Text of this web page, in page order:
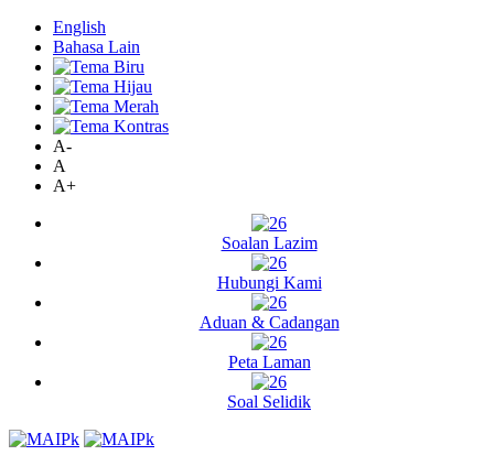
English
Bahasa Lain
A-
A
A+
Soalan Lazim
Hubungi Kami
Aduan & Cadangan
Peta Laman
Soal Selidik